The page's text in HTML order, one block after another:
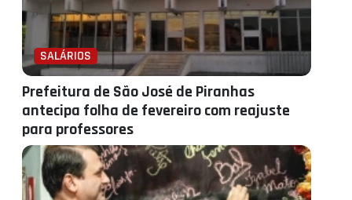
SALÁRIOS
Prefeitura de São José de Piranhas
antecipa folha de fevereiro com reajuste
para professores